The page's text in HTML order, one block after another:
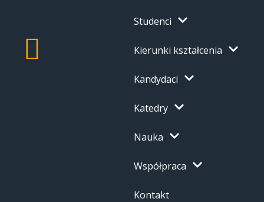
Studenci
Kierunki kształcenia
Kandydaci
Katedry
Nauka
Współpraca
Kontakt